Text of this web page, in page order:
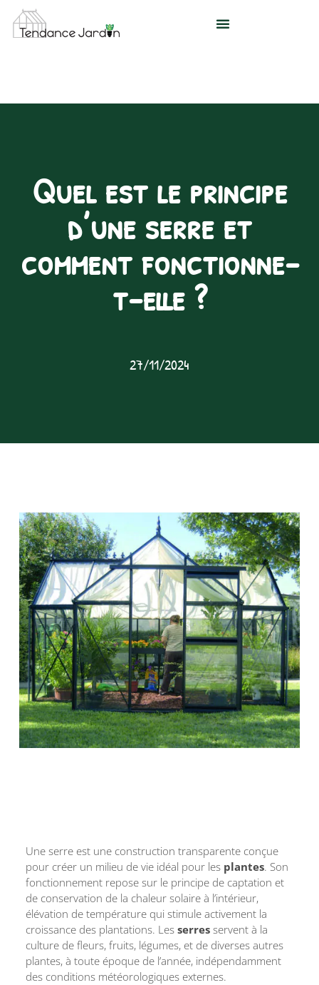
contenu
Quel est le principe
d’une serre et
comment fonctionne-
t-elle ?
27/11/2024
Une serre est une construction transparente conçue
pour créer un milieu de vie idéal pour les plantes. Son
fonctionnement repose sur le principe de captation et
de conservation de la chaleur solaire à l’intérieur,
élévation de température qui stimule activement la
croissance des plantations. Lesserres servent à la
culture de fleurs, fruits, légumes, et de diverses autres
plantes, à toute époque de l’année, indépendamment
des conditions météorologiques externes.